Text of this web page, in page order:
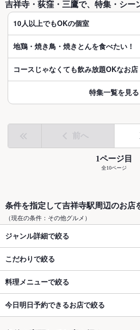
吉祥寺・荻窪・三鷹で、特集・シー
10人以上でもOKの個室
地鶏・焼き鳥・焼きとんを食べたい！
コースじゃなくても飲み放題OKなお店
特集一覧を見る
前へ
1ページ目
全10ページ
条件を指定して吉祥寺駅周辺のお店
（現在の条件：その他グルメ）
ジャンル詳細で絞る
こだわりで絞る
料理メニューで絞る
今日明日予約できるお店で絞る